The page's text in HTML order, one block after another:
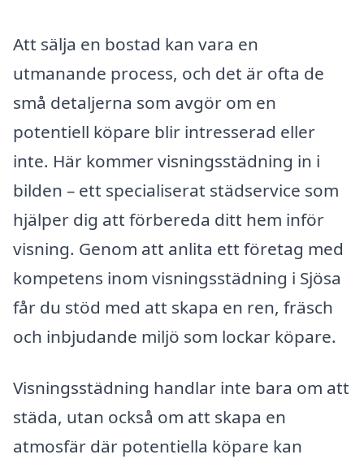
Att sälja en bostad kan vara en
utmanande process, och det är ofta de
små detaljerna som avgör om en
potentiell köpare blir intresserad eller
inte. Här kommer visningsstädning in i
bilden – ett specialiserat städservice som
hjälper dig att förbereda ditt hem inför
visning. Genom att anlita ett företag med
kompetens inom visningsstädning i Sjösa
får du stöd med att skapa en ren, fräsch
och inbjudande miljö som lockar köpare.
Visningsstädning handlar inte bara om att
städa, utan också om att skapa en
atmosfär där potentiella köpare kan